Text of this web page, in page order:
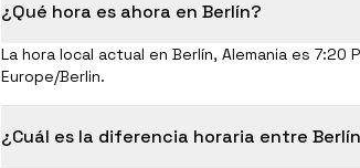
¿Qué hora es ahora en Berlín?
La hora local actual en Berlín, Alemania es 7:20
Europe/Berlin.
¿Cuál es la diferencia horaria entre